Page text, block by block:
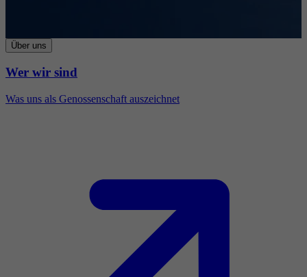
Über uns
Wer wir sind
Was uns als Genossenschaft auszeichnet